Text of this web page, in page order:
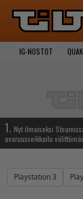
IG-NOSTOT
1. Nyt ilmaiseksi
avaruusseikkailu
Playstation 3